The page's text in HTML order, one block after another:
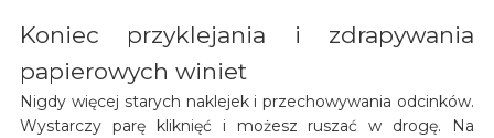
Koniec przyklejania i zdrapywania
papierowych winiet
Nigdy więcej starych naklejek i przechowywania odcinków.
Wystarczy parę kliknięć i możesz ruszać w drogę. Na